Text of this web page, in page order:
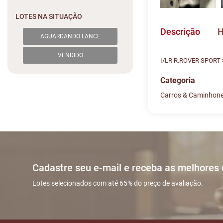
LOTES NA SITUAÇÃO
AGUARDANDO LANCE
VENDIDO
Descrição
I/LR R.ROVER
Categoria
Carros &
# DATA/HORA
2 11/06
4 11/06
Sua dúvida
Nome
Cadastre seu e-mail e receba as
Lotes selecionados com até 65% do preço de avaliação.